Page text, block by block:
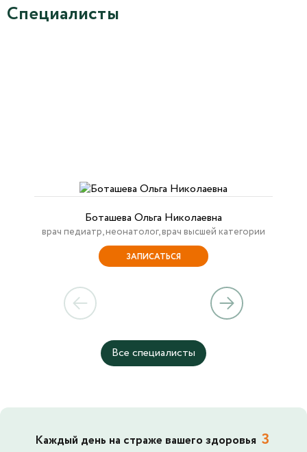
Специалисты
Боташева Ольга Николаевна
врач педиатр, неонатолог, врач высшей категории
ЗАПИСАТЬСЯ
Все специалисты
Каждый день на страже вашего здоровья 3